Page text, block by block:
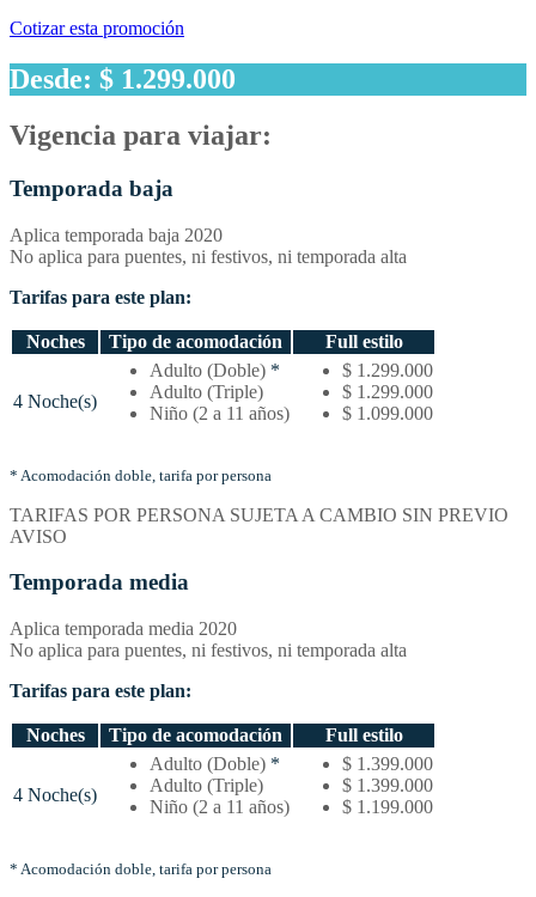
Cotizar esta promoción
Desde: $ 1.299.000
Vigencia para viajar:
Temporada baja
Aplica temporada baja 2020
No aplica para puentes, ni festivos, ni temporada alta
Tarifas para este plan:
–
noches
tipo
de
Noches Tipo de acomodación Full estilo
4 Noche(s)
Adulto (Doble) *
Adulto (Triple)
Niño (2 a 11 años)
$ 1.299.000
$ 1.299.000
$ 1.099.000
* Acomodación doble, tarifa por persona
TARIFAS POR PERSONA SUJETA A CAMBIO SIN PREVIO
AVISO
Temporada media
Aplica temporada media 2020
No aplica para puentes, ni festivos, ni temporada alta
Tarifas para este plan:
–
noches
Noches Tipo de acomodación Full estilo
4 Noche(s)
Adulto (Doble) *
Adulto (Triple)
Niño (2 a 11 años)
$ 1.399.000
$ 1.399.000
$ 1.199.000
* Acomodación doble, tarifa por persona